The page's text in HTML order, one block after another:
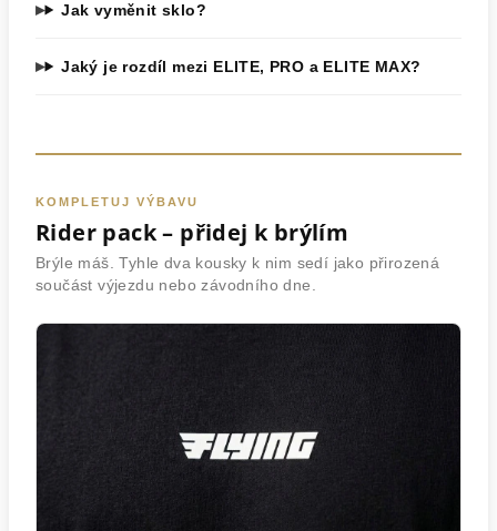
Jak vyměnit sklo?
Jaký je rozdíl mezi ELITE, PRO a ELITE MAX?
KOMPLETUJ VÝBAVU
Rider pack – přidej k brýlím
Brýle máš. Tyhle dva kousky k nim sedí jako přirozená
součást výjezdu nebo závodního dne.